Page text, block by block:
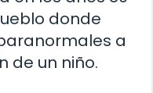
donde
a
de un niño.